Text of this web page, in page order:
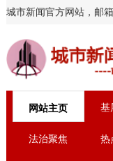
城市新闻官方网站，邮
网站主页 基
法治聚焦 热